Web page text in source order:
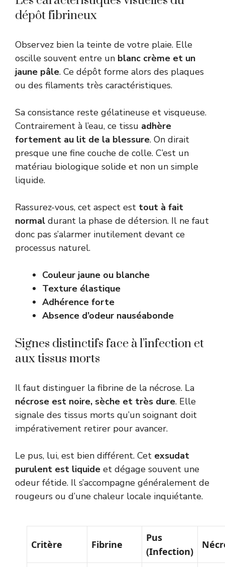
dépôt fibrineux
Observez bien la teinte de votre plaie. Elle
oscille souvent entre un blanc crème et un
jaune pâle. Ce dépôt forme alors des plaques
ou des filaments très caractéristiques.
Sa consistance reste gélatineuse et visqueuse.
Contrairement à l’eau, ce tissu adhère
fortement au lit de la blessure. On dirait
presque une fine couche de colle. C’est un
matériau biologique solide et non un simple
liquide.
Rassurez-vous, cet aspect est tout à fait
normal durant la phase de détersion. Il ne faut
donc pas s’alarmer inutilement devant ce
processus naturel.
Couleur jaune ou blanche
Texture élastique
Adhérence forte
Absence d’odeur nauséabonde
Signes distinctifs face à l’infection et
aux tissus morts
Il faut distinguer la fibrine de la nécrose. La
nécrose est noire, sèche et très dure. Elle
signale des tissus morts qu’un soignant doit
impérativement retirer pour avancer.
Le pus, lui, est bien différent. Cet exsudat
purulent est liquide et dégage souvent une
odeur fétide. Il s’accompagne généralement de
rougeurs ou d’une chaleur locale inquiétante.
Critère Fibrine
Pus
(Infection)